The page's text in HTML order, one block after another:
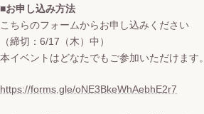
■お申し込み方法
こちらのフォームからお申し込みください
（締切：6/17（木）中）
本イベントはどなたでもご参加いただけます。
https://forms.gle/oNE3BkeWhAebhE2r7